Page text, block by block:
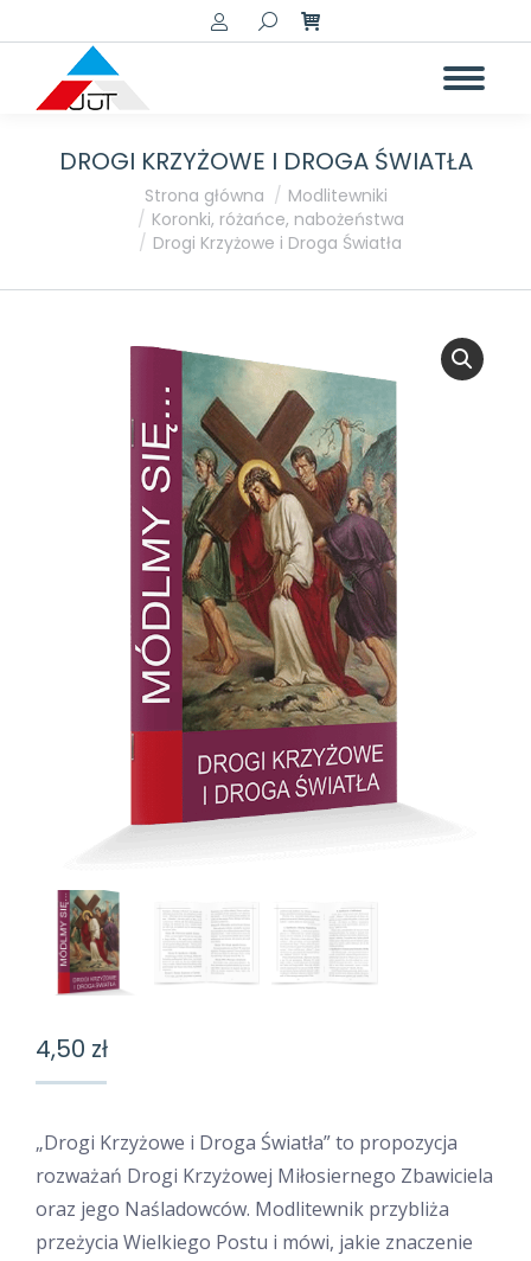
Szukaj:
DROGI KRZYŻOWE I DROGA ŚWIATŁA
Strona główna
Modlitewniki
Koronki, różańce, nabożeństwa
Drogi Krzyżowe i Droga Światła
4,50 zł
„Drogi Krzyżowe i Droga Światła” to propozycja
rozważań Drogi Krzyżowej Miłosiernego Zbawiciela
oraz jego Naśladowców. Modlitewnik przybliża
przeżycia Wielkiego Postu i mówi, jakie znaczenie